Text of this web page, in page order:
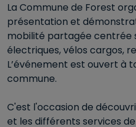
La Commune de Forest
présentation et
mobilité partagée centrée
électriques, vélos cargos,
L’événement est ouvert à
commune.
C'est l'occasion de
et les différents services